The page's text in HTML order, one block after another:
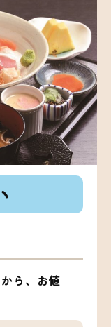
ら、お値